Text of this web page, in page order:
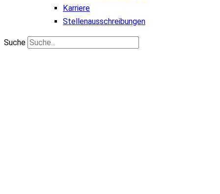
Karriere
Stellenausschreibungen
Suche